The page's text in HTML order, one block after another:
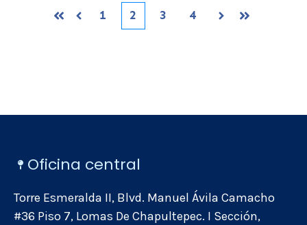
PrimeraSiguiente
1 2 3 4
Anterior
Ultima
Oficina central
Torre Esmeralda II, Blvd. Manuel Ávila Camacho
#36 Piso 7, Lomas De Chapultepec. I Sección,